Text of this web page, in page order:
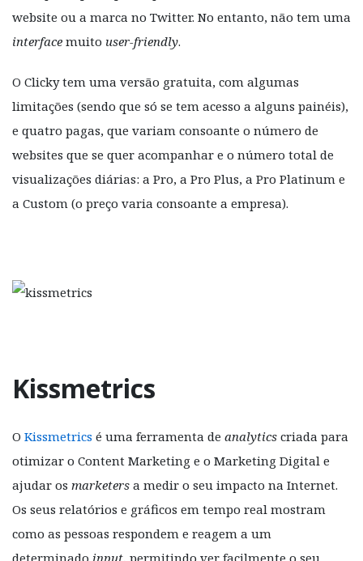
website ou a marca no Twitter. No entanto, não tem uma
interface muito user-friendly.
O Clicky tem uma versão gratuita, com algumas
limitações (sendo que só se tem acesso a alguns painéis),
e quatro pagas, que variam consoante o número de
websites que se quer acompanhar e o número total de
visualizações diárias: a Pro, a Pro Plus, a Pro Platinum e
a Custom (o preço varia consoante a empresa).
Kissmetrics
O Kissmetrics é uma ferramenta de analytics criada para
otimizar o Content Marketing e o Marketing Digital e
ajudar os marketers a medir o seu impacto na Internet.
Os seus relatórios e gráficos em tempo real mostram
como as pessoas respondem e reagem a um
determinado input, permitindo ver facilmente o seu